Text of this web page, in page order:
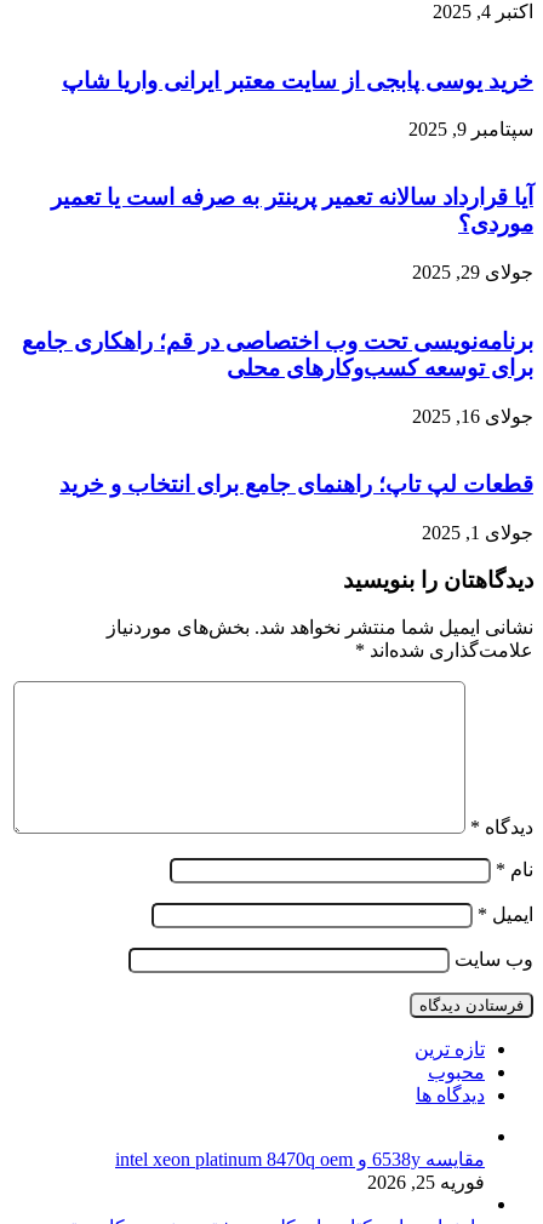
اکتبر 4, 2025
خرید یوسی پابجی از سایت معتبر ایرانی واریا شاپ
سپتامبر 9, 2025
آیا قرارداد سالانه تعمیر پرینتر به صرفه است یا تعمیر
موردی؟
جولای 29, 2025
برنامه‌نویسی تحت وب اختصاصی در قم؛ راهکاری جامع
برای توسعه کسب‌وکارهای محلی
جولای 16, 2025
قطعات لپ تاپ؛ راهنمای جامع برای انتخاب و خرید
جولای 1, 2025
دیدگاهتان را بنویسید
نشانی ایمیل شما منتشر نخواهد شد. بخش‌های موردنیاز
علامت‌گذاری شده‌اند *
دیدگاه *
نام *
ایمیل *
وب‌ سایت
تازه ترین
محبوب
دیدگاه ها
مقایسه 6538y و intel xeon platinum 8470q oem
فوریه 25, 2026